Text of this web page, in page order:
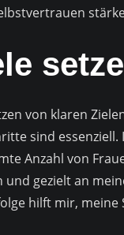
von klaren
sind essenziell.
Anzahl von
und gezielt an
hilft mir, meine